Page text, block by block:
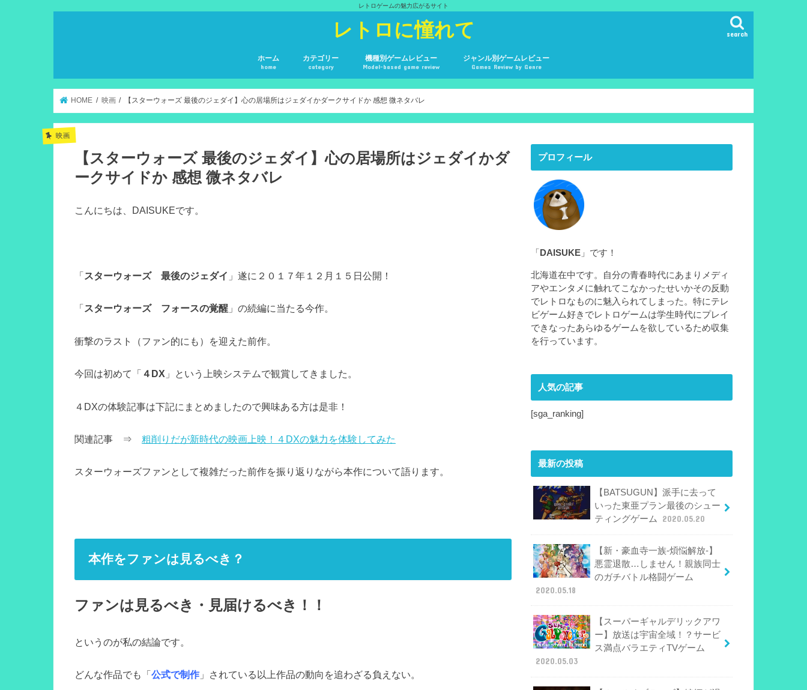
レトロゲームの魅力広がるサイト
レトロに憧れて search
ホーム
home
カテゴリー
category
機種別レトロゲーム
ジャンル別レトロゲーム
ゲーム感想・考察
雑談
アニメ
映画
ライブ
機種別ゲームレビュー
Model-based game review
スーパーファミコン
３DO
ネオジオ
ネオジオCD
セガ・マークⅢ
メガドライブ
ゲームギア
メガCD
セガサターン
ドリームキャスト
ゲームキューブ
PlayStation
PlayStation2
Wii
Xbox
Xbox360
Nintendo DS
アーカイブス（PSN）
PC
ジャンル別ゲームレビュー
Games Review by Genre
RPG
アクション
FPS
格闘
アドベンチャー
シミュレーション
シューティング
スポーツ
レーシング
音楽
パズル
テーブルゲーム
HOME 映画 【スターウォーズ 最後のジェダイ】心の居場所はジェダイかダークサイドか 感想 微ネタバレ
映画
【スターウォーズ 最後のジェダイ】心の居場所はジェダイかダ
ークサイドか 感想 微ネタバレ
こんにちは、DAISUKEです。
「スターウォーズ 最後のジェダイ 」遂に２０１７年１２月１５日公開！
「 スターウォーズ フォースの覚醒 」の続編に当たる今作。
衝撃のラスト（ファン的にも）を迎えた前作。
今回は初めて「 ４DX 」という上映システムで観賞してきました。
４DXの体験記事は下記にまとめましたので興味ある方は是非！
関連記事 ⇒ 粗削りだが新時代の映画上映！４DXの魅力を体験してみた
スターウォーズファンとして複雑だった前作を振り返りながら本作について語ります。
本作をファンは見るべき？
ファンは見るべき・見届けるべき！！
というのが私の結論です。
どんな作品でも「 公式で制作 」されている以上作品の動向を追わざる負えない。
プロフィール
「 DAISUKE 」です！
北海道在中です。自分の青春時代にあまりメディ
アやエンタメに触れてこなかったせいかその反動
でレトロなものに魅入られてしまった。特にテレ
ビゲーム好きでレトロゲームは学生時代にプレイ
できなったあらゆるゲームを欲しているため収集
を行っています。
人気の記事
[sga_ranking]
最新の投稿
【BATSUGUN】派手に去って
いった東亜プラン最後のシュー
ティングゲーム
2020.05.20
【新・豪血寺一族-煩悩解放-】
悪霊退散…しません！親族同士
のガチバトル格闘ゲーム
2020.05.18
【スーパーギャルデリックアワ
ー】放送は宇宙全域！？サービ
ス満点バラエティTVゲーム
2020.05.03